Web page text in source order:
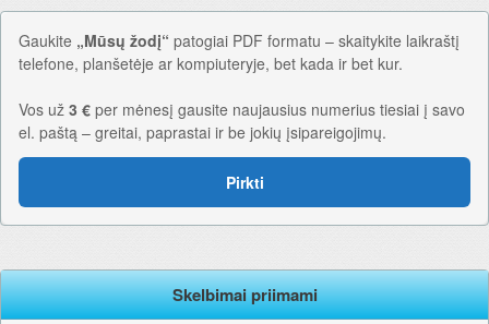
Gaukite „Mūsų žodį“ patogiai PDF formatu – skaitykite laikraštį
telefone, planšetėje ar kompiuteryje, bet kada ir bet kur.
Vos už 3 € per mėnesį gausite naujausius numerius tiesiai į savo
el. paštą – greitai, paprastai ir be jokių įsipareigojimų.
Pirkti
Skelbimai priimami